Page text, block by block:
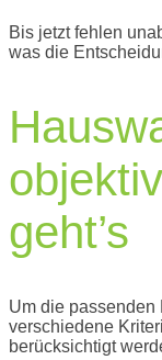
Bis jetzt fehlen
was die
geht’s
Um die passenden
verschiedene
berücksichtigt